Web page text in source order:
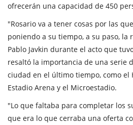
ofrecerán una capacidad de 450
"Rosario va a tener cosas por las
poniendo a su tiempo, a su paso,
Pablo Javkin durante el acto que
resaltó la importancia de una serie
ciudad en el último tiempo, como el
Estadio Arena y el Microestadio.
"Lo que faltaba para completar los
que era lo que cerraba una oferta